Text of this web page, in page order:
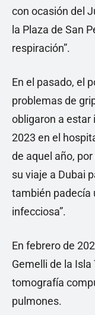
con ocasión del
la Plaza de San
respiración”.
En el pasado, el
problemas de
obligaron a estar
2023 en el
de aquel año,
su viaje a Dubai
también padecía
infecciosa”.
En febrero de
Gemelli de la
tomografía
pulmones.